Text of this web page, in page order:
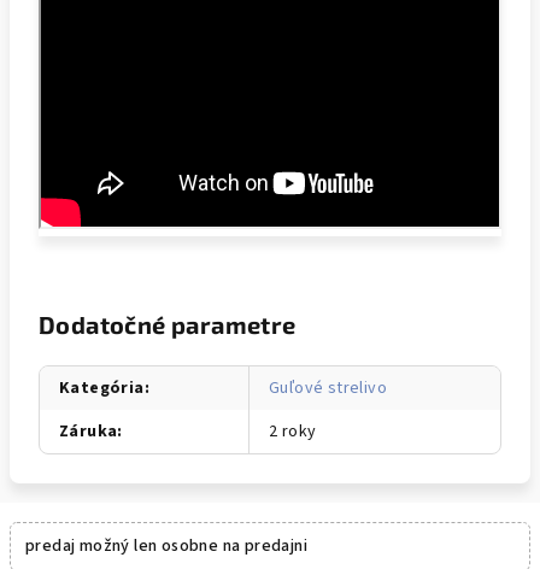
Dodatočné parametre
Kategória:
Guľové strelivo
Záruka: 2 roky
predaj možný len osobne na predajni